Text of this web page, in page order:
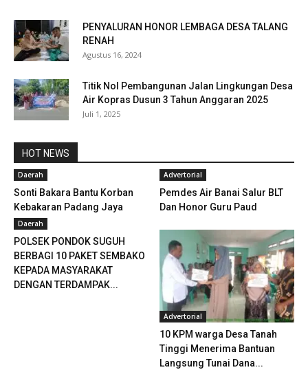
PENYALURAN HONOR LEMBAGA DESA TALANG
RENAH
Agustus 16, 2024
Titik Nol Pembangunan Jalan Lingkungan Desa
Air Kopras Dusun 3 Tahun Anggaran 2025
Juli 1, 2025
HOT NEWS
Daerah
Sonti Bakara Bantu Korban
Kebakaran Padang Jaya
Advertorial
Pemdes Air Banai Salur BLT
Dan Honor Guru Paud
Daerah
POLSEK PONDOK SUGUH
BERBAGI 10 PAKET SEMBAKO
KEPADA MASYARAKAT
DENGAN TERDAMPAK...
Advertorial
10 KPM warga Desa Tanah
Tinggi Menerima Bantuan
Langsung Tunai Dana...